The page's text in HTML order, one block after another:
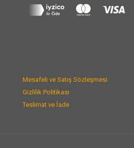
Mesafeli ve Satış Sözleşmesi
Gizlilik Politikası
Teslimat ve İade